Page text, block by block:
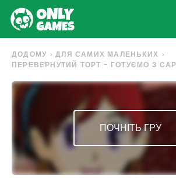
ДОДОМУ
ДЛЯ САМИХ МАЛЕНЬКИХ
ПЕРЕВЕРНУТИЙ ТОРТ - ГОТУЄМО З
ПОЧНІТЬ ГРУ